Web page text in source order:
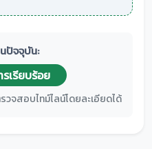
ปัจจุบัน:
เรียบร้อย
จสอบไทม์ไลน์โดยละเอียดได้